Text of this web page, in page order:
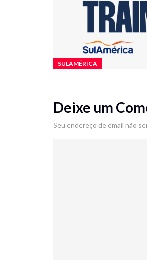
SULAMÉRICA
Deixe um
Seu endereço de email não